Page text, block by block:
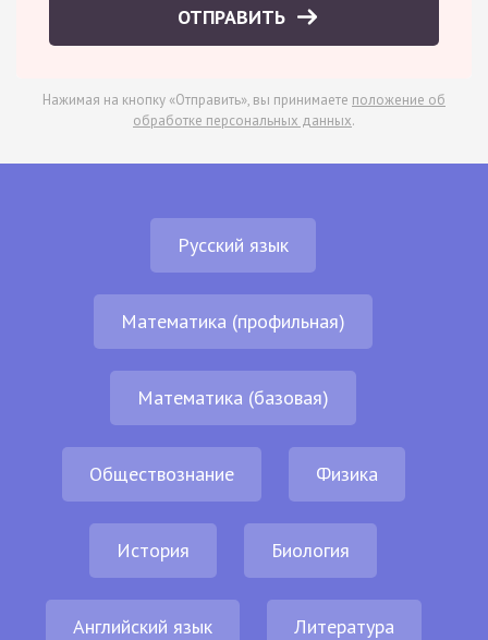
ОТПРАВИТЬ
Нажимая на кнопку «Отправить», вы принимаете положение об
обработке персональных данных.
Русский язык
Математика (профильная)
Математика (базовая)
Обществознание Физика
История Биология
Английский язык Литература